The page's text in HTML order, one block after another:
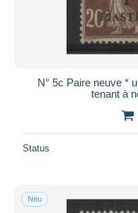
N° 5c Paire neuve *
tenant à
Status
Neu